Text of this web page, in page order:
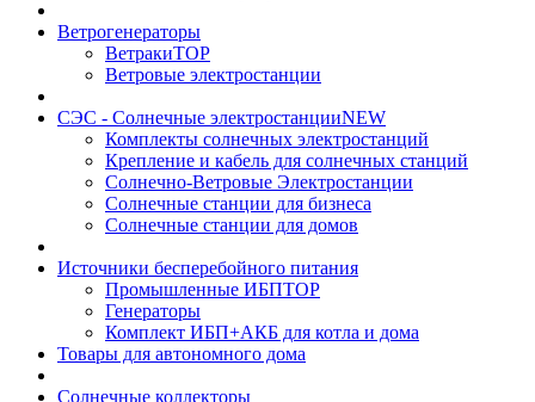
Ветрогенераторы
ВетракиTOP
Ветровые электростанции
СЭС - Солнечные электростанцииNEW
Комплекты солнечных электростанций
Крепление и кабель для солнечных станций
Солнечно-Ветровые Электростанции
Солнечные станции для бизнеса
Солнечные станции для домов
Источники бесперебойного питания
Промышленные ИБПTOP
Генераторы
Комплект ИБП+АКБ для котла и дома
Товары для автономного дома
Солнечные коллекторы